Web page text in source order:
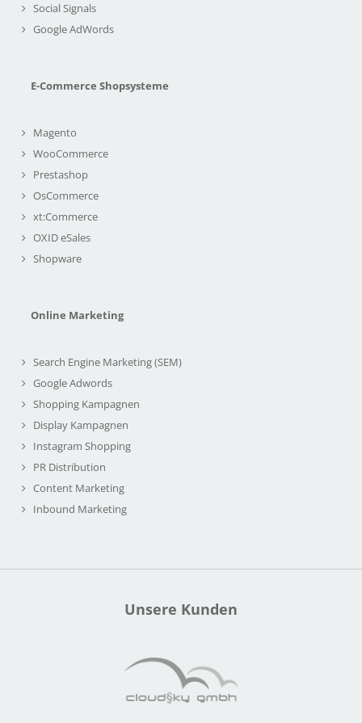
Social Signals
Google AdWords
E-Commerce Shopsysteme
Magento
WooCommerce
Prestashop
OsCommerce
xt:Commerce
OXID eSales
Shopware
Online Marketing
Search Engine Marketing (SEM)
Google Adwords
Shopping Kampagnen
Display Kampagnen
Instagram Shopping
PR Distribution
Content Marketing
Inbound Marketing
Unsere Kunden